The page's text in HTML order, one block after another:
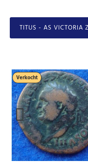
TITUS - AS VICTORIA
Verkocht